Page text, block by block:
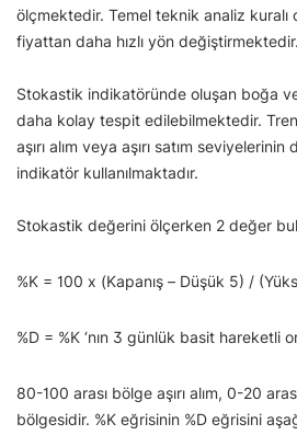
ölçmektedir. Temel teknik analiz kuralı
fiyattan daha hızlı yön değiştirmektedir.
Stokastik indikatöründe oluşan boğa
daha kolay tespit edilebilmektedir.
aşırı alım veya aşırı satım
indikatör kullanılmaktadır.
Stokastik değerini ölçerken 2 değer
%K = 100 x (Kapanış – Düşük 5) /
%D = %K ‘nın 3 günlük basit hareketli
80-100 arası bölge aşırı alım, 0-20
bölgesidir. %K eğrisinin %D eğrisini